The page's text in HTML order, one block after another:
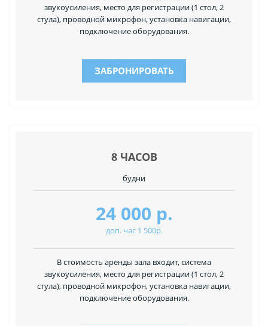
звукоусиления, место для регистрации (1 стол, 2
стула), проводной микрофон, установка навигации,
подключение оборудования.
ЗАБРОНИРОВАТЬ
8 ЧАСОВ
будни
24 000 р.
доп. час 1 500р.
В стоимость аренды зала входит, система
звукоусиления, место для регистрации (1 стол, 2
стула), проводной микрофон, установка навигации,
подключение оборудования.